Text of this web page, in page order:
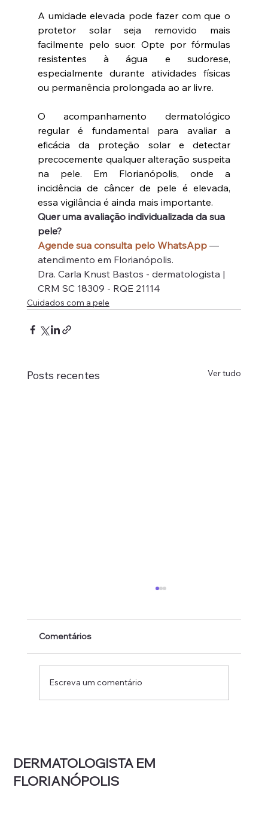
A umidade elevada pode fazer com que o
protetor solar seja removido mais
facilmente pelo suor. Opte por fórmulas
resistentes à água e sudorese,
especialmente durante atividades físicas
ou permanência prolongada ao ar livre.
O acompanhamento dermatológico
regular é fundamental para avaliar a
eficácia da proteção solar e detectar
precocemente qualquer alteração suspeita
na pele. Em Florianópolis, onde a
incidência de câncer de pele é elevada,
essa vigilância é ainda mais importante.
Quer uma avaliação individualizada da sua
pele?
Agende sua consulta pelo WhatsApp —
atendimento em Florianópolis.
Dra. Carla Knust Bastos - dermatologista |
CRM SC 18309 - RQE 21114
Cuidados com a pele
Posts recentes Ver tudo
Comentários
Escreva um comentário
DERMATOLOGISTA EM
FLORIANÓPOLIS